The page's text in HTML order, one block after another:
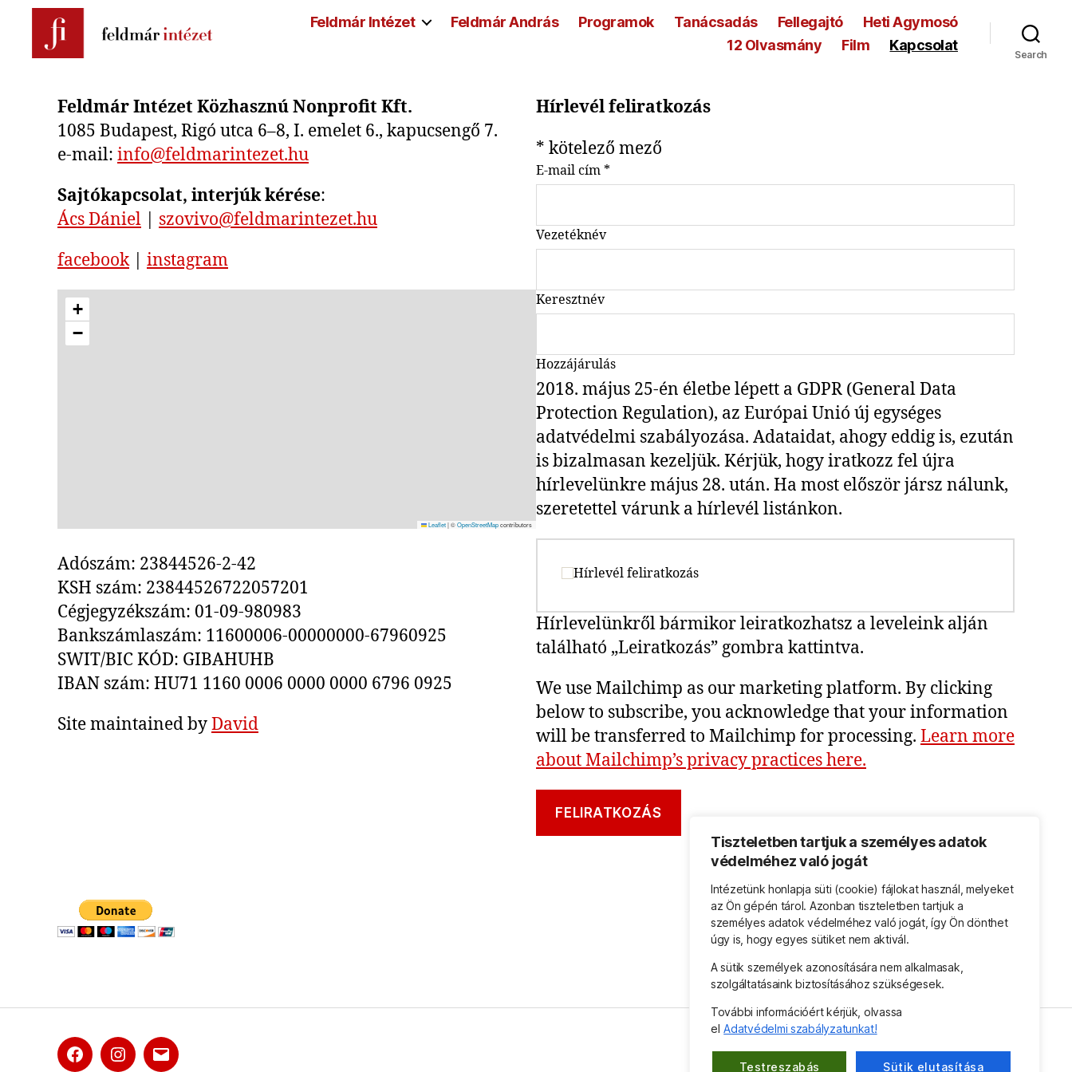
Tiszteletben tartjuk a személyes adatok
védelméhez való jogát
Intézetünk honlapja süti (cookie) fájlokat használ, melyeket
az Ön gépén tárol. Azonban tiszteletben tartjuk a
személyes adatok védelméhez való jogát, így Ön dönthet
úgy is, hogy egyes sütiket nem aktivál.
A sütik személyek azonosítására nem alkalmasak,
szolgáltatásaink biztosításához szükségesek.
További információért kérjük, olvassa
el Adatvédelmi szabályzatunkat!
Testreszabás Sütik elutasítása
Feldmár Intézet Feldmár András Programok Tanácsadás Fellegajtó
Heti Agymosó
12 Olvasmány
Film Kapcsolat
Search
Feldmár Intézet Közhasznú Nonprofit Kft.
1085 Budapest, Rigó utca 6–8, I. emelet 6., kapucsengő 7.
e-mail: info@feldmarintezet.hu
Sajtókapcsolat, interjúk kérése:
Ács Dániel
szovivo@feldmarintezet.hu
facebook| instagram
+
−
Leaflet|©OpenStreetMapcontributors
Adószám: 23844526-2-42
KSH szám: 23844526722057201
Cégjegyzékszám: 01-09-980983
Bankszámlaszám: 11600006-00000000-67960925
SWIT/BIC KÓD: GIBAHUHB
IBAN szám: HU71 1160 0006 0000 0000 6796 0925
Site maintained byDavid
Hírlevél feliratkozás
* kötelező mező
E-mail cím *
Vezetéknév
Keresztnév
Hozzájárulás
2018. május 25-én életbe lépett a GDPR (General Data
Protection Regulation), az Európai Unió új egységes
adatvédelmi szabályozása. Adataidat, ahogy eddig is, ezután
is bizalmasan kezeljük. Kérjük, hogy iratkozz fel újra
hírlevelünkre május 28. után. Ha most először jársz nálunk,
szeretettel várunk a hírlevél listánkon.
Hírlevél feliratkozás
Hírlevelünkről bármikor leiratkozhatsz a leveleink alján
található „Leiratkozás” gombra kattintva.
We use Mailchimp as our marketing platform. By clicking
below to subscribe, you acknowledge that your information
will be transferred to Mailchimp for processing. Learn more
about Mailchimp’s privacy practices here.
FacebookInstagram
E-